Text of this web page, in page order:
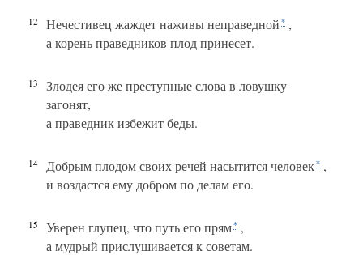
12 Нечестивец жаждет наживы неправедной * ,
а корень праведников плод принесет.
13
Злодея его же преступные слова в ловушку
загонят,
а праведник избежит беды.
14 Добрым плодом своих речей насытится человек* ,
и воздастся ему добром по делам его.
15 Уверен глупец, что путь его прям* ,
а мудрый прислушивается к советам.